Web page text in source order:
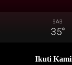
SAB
35°
Ikuti Kami